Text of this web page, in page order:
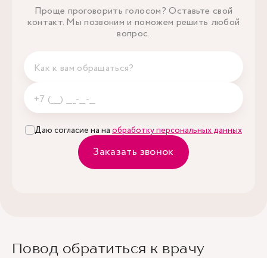
Проще проговорить голосом? Оставьте свой
контакт. Мы позвоним и поможем решить любой
вопрос.
Даю согласие на на обработку персональных данных
Заказать звонок
Повод обратиться к врачу